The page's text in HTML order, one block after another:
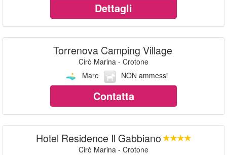
Dettagli
Torrenova Camping Village
Cirò Marina - Crotone
Mare
NON ammessi
Contatta
Hotel Residence Il Gabbiano
Cirò Marina - Crotone